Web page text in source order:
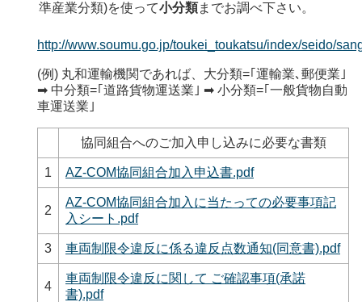
準産業分類)を使って小分類までお調べ下さい。
http://www.soumu.go.jp/toukei_toukatsu/index/seido/
(例) 丸和運輸機関であれば、大分類=｢運輸業､郵便業｣
➡ 中分類=｢道路貨物運送業｣ ➡ 小分類=｢一般貨物自動
車運送業｣
協同組合へのご加入申し込みに必要な書類
1 AZ-COM協同組合加入申込書.pdf
2
AZ-COM協同組合加入に当たっての必要事項記
入シート.pdf
3 車両制限令違反に係る違反点数通知(同意書).pdf
4
車両制限令違反に関して ご確認事項(承諾
書).pdf